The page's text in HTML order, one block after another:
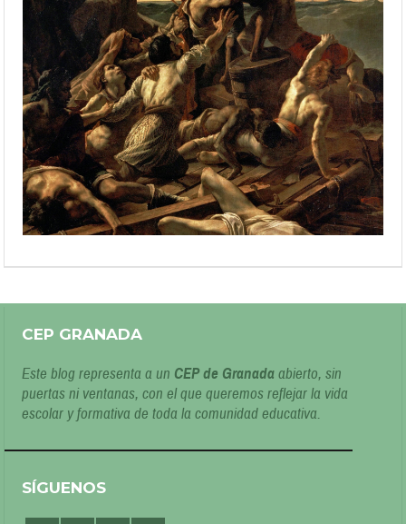
CEP GRANADA
Este blog representa a un CEP de Granadaabierto, sin
puertas ni ventanas, con el que queremos reflejar la vida
escolar y formativa de toda la comunidad educativa.
SÍGUENOS